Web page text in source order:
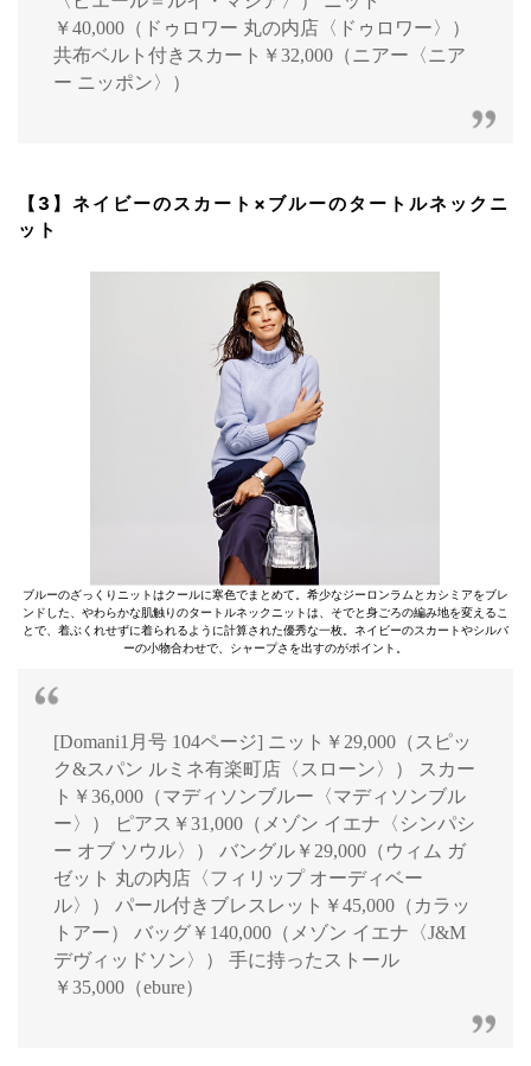
￥40,000（ドゥロワー 丸の内店〈ドゥロワー〉）
共布ベルト付きスカート￥32,000（ニアー〈ニア
ー ニッポン〉）
【3】ネイビーのスカート×ブルーのタートルネックニ
ット
ブルーのざっくりニットはクールに寒色でまとめて。希少なジーロンラムとカシミアをブレ
ンドした、やわらかな肌触りのタートルネックニットは、そでと身ごろの編み地を変えるこ
とで、着ぶくれせずに着られるように計算された優秀な一枚。ネイビーのスカートやシルバ
ーの小物合わせで、シャープさを出すのがポイント。
[Domani1月号 104ページ] ニット￥29,000（スピッ
ク&スパン ルミネ有楽町店〈スローン〉） スカー
ト￥36,000（マディソンブルー〈マディソンブル
ー〉） ピアス￥31,000（メゾン イエナ〈シンパシ
ー オブ ソウル〉） バングル￥29,000（ウィム ガ
ゼット 丸の内店〈フィリップ オーディベー
ル〉） パール付きブレスレット￥45,000（カラッ
トアー） バッグ￥140,000（メゾン イエナ〈J&M
デヴィッドソン〉） 手に持ったストール
￥35,000（ebure）